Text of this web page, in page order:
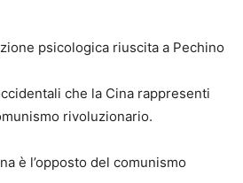
psicologica riuscita a Pechino
che la Cina rappresenti
rivoluzionario.
è l’opposto del comunismo